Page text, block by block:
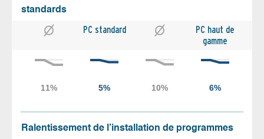
standards
PC standard
PC haut de
gamme
Ralentissement de l’installation de programmes